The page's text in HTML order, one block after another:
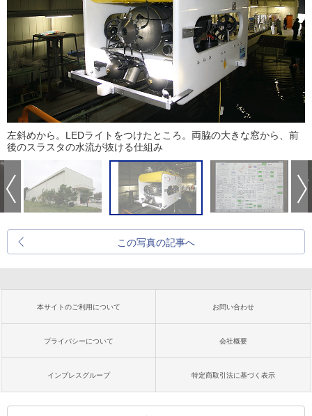
左斜めから。LEDライトをつけたところ。両脇の大きな窓から、前
後のスラスタの水流が抜ける仕組み
この写真の記事へ
本サイトのご利用について お問い合わせ
プライバシーについて 会社概要
インプレスグループ 特定商取引法に基づく表示